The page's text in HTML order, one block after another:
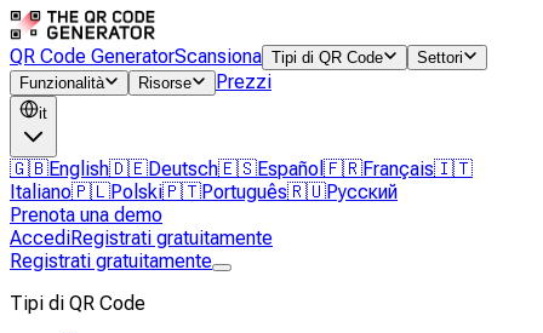
QR Code GeneratorScansiona Tipi di QR Code
Settori
Funzionalità
Risorse Prezzi
it
🇬🇧English🇩🇪Deutsch🇪🇸Español 🇫🇷Français🇮🇹
Italiano🇵🇱Polski🇵🇹Português🇷🇺Русский
Prenota una demo
AccediRegistrati gratuitamente
Registrati gratuitamente
Tipi di QR Code